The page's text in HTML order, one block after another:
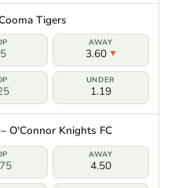
Tigers
3.60
1.19
O'Connor Knights FC
4.50